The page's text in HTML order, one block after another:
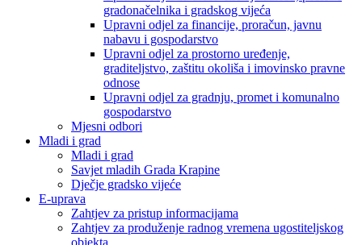
gradonačelnika i gradskog vijeća
Upravni odjel za financije, proračun, javnu
nabavu i gospodarstvo
Upravni odjel za prostorno uređenje,
graditeljstvo, zaštitu okoliša i imovinsko pravne
odnose
Upravni odjel za gradnju, promet i komunalno
gospodarstvo
Mjesni odbori
Mladi i grad
Mladi i grad
Savjet mladih Grada Krapine
Dječje gradsko vijeće
E-uprava
Zahtjev za pristup informacijama
Zahtjev za produženje radnog vremena ugostiteljskog
objekta